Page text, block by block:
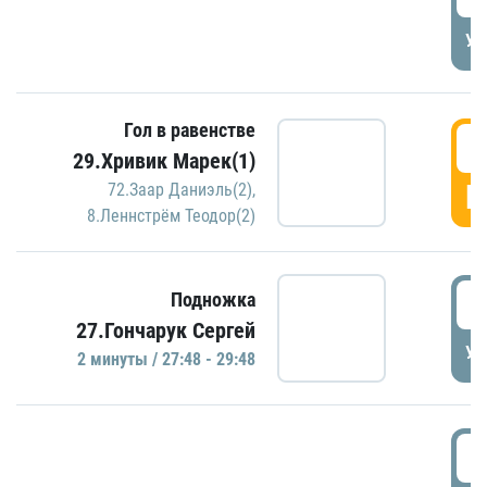
Гол в равенстве
29.Хривик Марек(1)
72.Заар Даниэль(2),
8.Леннстрём Теодор(2)
Подножка
27.Гончарук Сергей
2 минуты / 27:48 - 29:48